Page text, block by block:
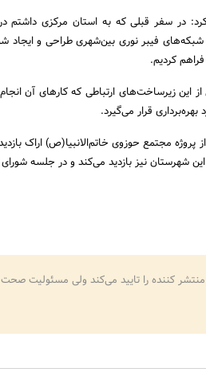
کرد: در سفر قبلی که به استان مرکزی داشتم
شبکه‌های فیبر نوری بین‌شهری طراحی و
کردیم.
این زیرساخت‌های ارتباطی که کارهای آن
قرار می‌گیرد.
از پروژه مجتمع حوزوی خاتم‌الانبیا(ص) اراک
شهرستان نیز بازدید می‌کند و در جلسه
کننده را تایید می‌کند ولی مسئولیت